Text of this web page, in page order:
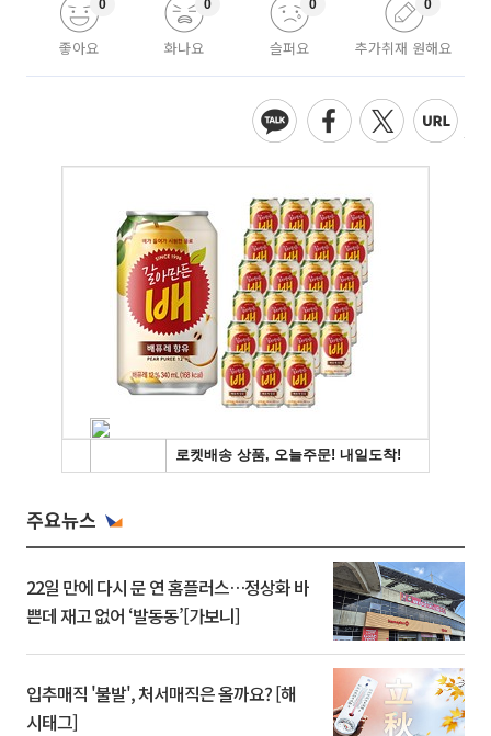
좋아요
0
화나요
0
슬퍼요
0
추가취재 원해요
0
주요뉴스
22일 만에 다시 문 연 홈플러스…정상화 바
쁜데 재고 없어 ‘발동동’[가보니]
입추매직 '불발', 처서매직은 올까요? [해
시태그]